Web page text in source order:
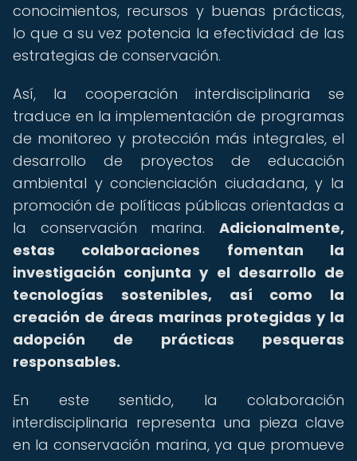
conocimientos, recursos y buenas prácticas,
lo que a su vez potencia la efectividad de las
estrategias de conservación.
Así, la cooperación interdisciplinaria se
traduce en la implementación de programas
de monitoreo y protección más integrales, el
desarrollo de proyectos de educación
ambiental y concienciación ciudadana, y la
promoción de políticas públicas orientadas a
la conservación marina. Adicionalmente,
estas colaboraciones fomentan la
investigación conjunta y el desarrollo de
tecnologías sostenibles, así como la
creación de áreas marinas protegidas y la
adopción de prácticas pesqueras
responsables.
En este sentido, la colaboración
interdisciplinaria representa una pieza clave
en la conservación marina, ya que promueve